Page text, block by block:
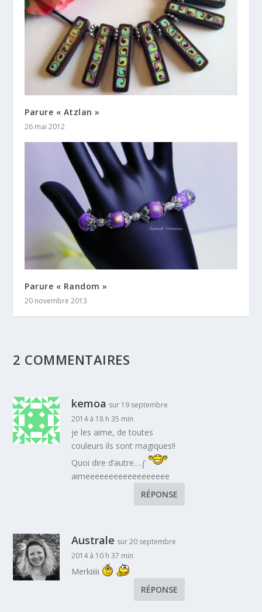
Parure « Atzlan »
26 mai 2012
Parure « Random »
20 novembre 2013
2 COMMENTAIRES
kemoa sur 19 septembre
2014 à 18 h 35 min
je les aime, de toutes
couleurs ils sont magiques!!
Quoi dire d’autre….j’
aimeeeeeeeeeeeeeeeeee
RÉPONSE
Australe sur 20 septembre
2014 à 10 h 37 min
Merkiiiii
RÉPONSE